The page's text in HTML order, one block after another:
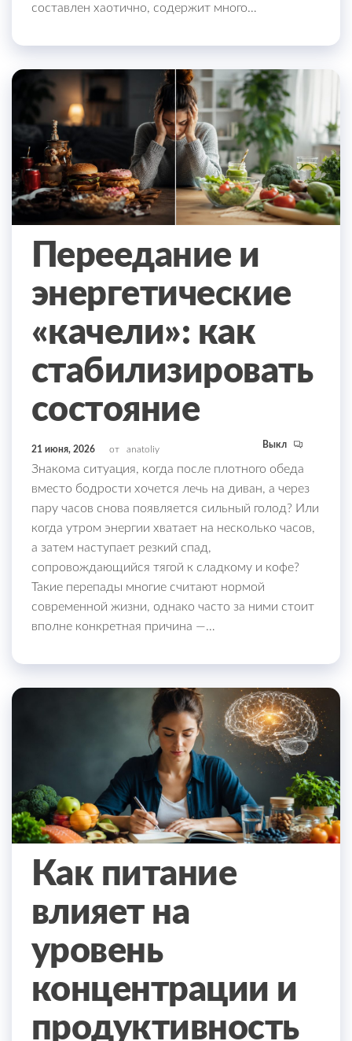
составлен хаотично, содержит много…
Переедание и
энергетические
«качели»: как
стабилизировать
состояние
21 июня, 2026 от anatoliy Выкл
Знакома ситуация, когда после плотного обеда
вместо бодрости хочется лечь на диван, а через
пару часов снова появляется сильный голод? Или
когда утром энергии хватает на несколько часов,
а затем наступает резкий спад,
сопровождающийся тягой к сладкому и кофе?
Такие перепады многие считают нормой
современной жизни, однако часто за ними стоит
вполне конкретная причина —…
Как питание
влияет на
уровень
концентрации и
продуктивность